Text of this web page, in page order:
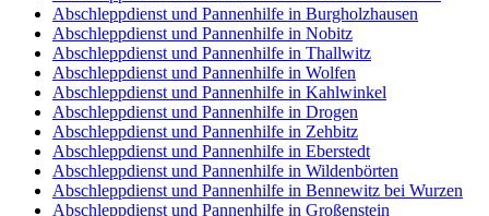
Abschleppdienst und Pannenhilfe in Burgholzhausen
Abschleppdienst und Pannenhilfe in Nobitz
Abschleppdienst und Pannenhilfe in Thallwitz
Abschleppdienst und Pannenhilfe in Wolfen
Abschleppdienst und Pannenhilfe in Kahlwinkel
Abschleppdienst und Pannenhilfe in Drogen
Abschleppdienst und Pannenhilfe in Zehbitz
Abschleppdienst und Pannenhilfe in Eberstedt
Abschleppdienst und Pannenhilfe in Wildenbörten
Abschleppdienst und Pannenhilfe in Bennewitz bei Wurzen
Abschleppdienst und Pannenhilfe in Großenstein